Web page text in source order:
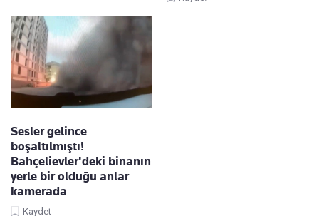
Sesler gelince
boşaltılmıştı!
Bahçelievler'deki binanın
yerle bir olduğu anlar
kamerada
Kaydet